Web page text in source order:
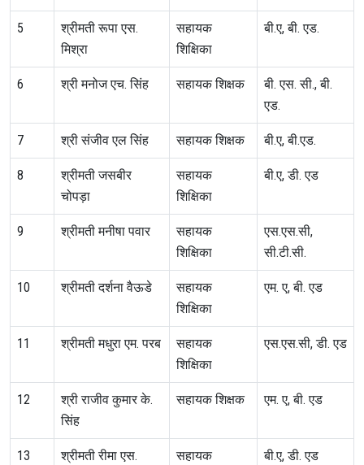
5
श्रीमती रूपा एस.
मिश्रा
सहायक
शिक्षिका
बी.ए, बी. एड.
6 श्री मनोज एच. सिंह सहायक शिक्षक
बी. एस. सी., बी.
एड.
7 श्री संजीव एल सिंह सहायक शिक्षक बी.ए, बी.एड.
8
श्रीमती जसबीर
चोपड़ा
सहायक
शिक्षिका
बी.ए, डी. एड
9 श्रीमती मनीषा पवार
सहायक
शिक्षिका
एस.एस.सी,
सी.टी.सी.
10 श्रीमती दर्शना वैऊडे
सहायक
शिक्षिका
एम. ए, बी. एड
11 श्रीमती मधुरा एम. परब
सहायक
शिक्षिका
एस.एस.सी, डी. एड
12
श्री राजीव कुमार के.
सिंह
सहायक शिक्षक एम. ए, बी. एड
13
श्रीमती रीमा एस.
सहायक
बी.ए, डी. एड